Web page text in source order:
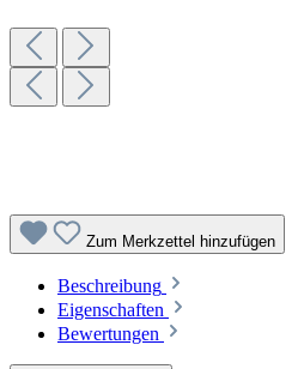
Zum Merkzettel hinzufügen
Beschreibung
Eigenschaften
Bewertungen